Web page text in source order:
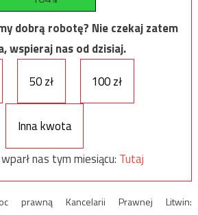
dobrą robotę? Nie czekaj zatem
wspieraj nas od dzisiaj.
50 zł 100 zł
Inna kwota
nas tym miesiącu: Tutaj
prawną Kancelarii Prawnej Litwin: